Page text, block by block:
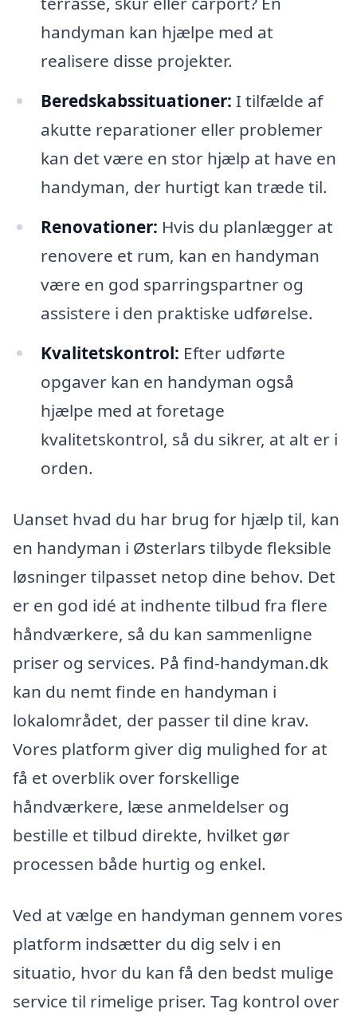
handyman kan hjælpe med at
realisere disse projekter.
Beredskabssituationer: I tilfælde af
akutte reparationer eller problemer
kan det være en stor hjælp at have en
handyman, der hurtigt kan træde til.
Renovationer: Hvis du planlægger at
renovere et rum, kan en handyman
være en god sparringspartner og
assistere i den praktiske udførelse.
Kvalitetskontrol: Efter udførte
opgaver kan en handyman også
hjælpe med at foretage
kvalitetskontrol, så du sikrer, at alt er i
orden.
Uanset hvad du har brug for hjælp til, kan
en handyman i Østerlars tilbyde fleksible
løsninger tilpasset netop dine behov. Det
er en god idé at indhente tilbud fra flere
håndværkere, så du kan sammenligne
priser og services. På find-handyman.dk
kan du nemt finde en handyman i
lokalområdet, der passer til dine krav.
Vores platform giver dig mulighed for at
få et overblik over forskellige
håndværkere, læse anmeldelser og
bestille et tilbud direkte, hvilket gør
processen både hurtig og enkel.
Ved at vælge en handyman gennem vores
platform indsætter du dig selv i en
situatio, hvor du kan få den bedst mulige
service til rimelige priser. Tag kontrol over